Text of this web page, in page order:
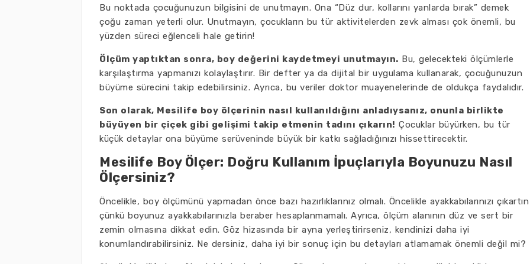
Bu noktada çocuğunuzun bilgisini de unutmayın. Ona “Düz dur, kollarını yanlarda bırak” demek
çoğu zaman yeterli olur. Unutmayın, çocukların bu tür aktivitelerden zevk alması çok önemli, bu
yüzden süreci eğlenceli hale getirin!
Ölçüm yaptıktan sonra, boy değerini kaydetmeyi unutmayın. Bu, gelecekteki ölçümlerle
karşılaştırma yapmanızı kolaylaştırır. Bir defter ya da dijital bir uygulama kullanarak, çocuğunuzun
büyüme sürecini takip edebilirsiniz. Ayrıca, bu veriler doktor muayenelerinde de oldukça faydalıdır.
Son olarak, Mesilife boy ölçerinin nasıl kullanıldığını anladıysanız, onunla birlikte
büyüyen bir çiçek gibi gelişimi takip etmenin tadını çıkarın! Çocuklar büyürken, bu tür
küçük detaylar ona büyüme serüveninde büyük bir katkı sağladığınızı hissettirecektir.
Mesilife Boy Ölçer: Doğru Kullanım İpuçlarıyla Boyunuzu Nasıl
Ölçersiniz?
Öncelikle, boy ölçümünü yapmadan önce bazı hazırlıklarınız olmalı. Öncelikle ayakkabılarınızı çıkartın
çünkü boyunuz ayakkabılarınızla beraber hesaplanmamalı. Ayrıca, ölçüm alanının düz ve sert bir
zemin olmasına dikkat edin. Göz hizasında bir ayna yerleştirirseniz, kendinizi daha iyi
konumlandırabilirsiniz. Ne dersiniz, daha iyi bir sonuç için bu detayları atlamamak önemli değil mi?